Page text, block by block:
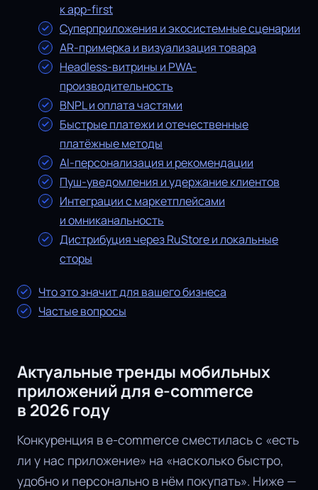
к app-first
Суперприложения и экосистемные сценарии
AR-примерка и визуализация товара
Headless-витрины и PWA-
производительность
BNPL и оплата частями
Быстрые платежи и отечественные
платёжные методы
AI-персонализация и рекомендации
Пуш-уведомления и удержание клиентов
Интеграции с маркетплейсами
и омниканальность
Дистрибуция через RuStore и локальные
сторы
Что это значит для вашего бизнеса
Частые вопросы
Актуальные тренды мобильных
приложений для e-commerce
в 2026 году
Конкуренция в e-commerce сместилась с «есть
ли у нас приложение» на «насколько быстро,
удобно и персонально в нём покупать». Ниже —